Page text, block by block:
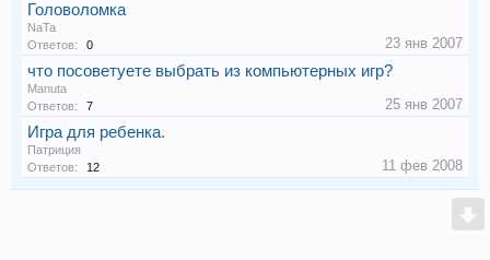
Головоломка
NaTa
Ответов:
0 23 янв 2007
что посоветуете выбрать из компьютерных игр?
Manuta
Ответов:
7 25 янв 2007
Игра для ребенка.
Патриция
Ответов:
12 11 фев 2008